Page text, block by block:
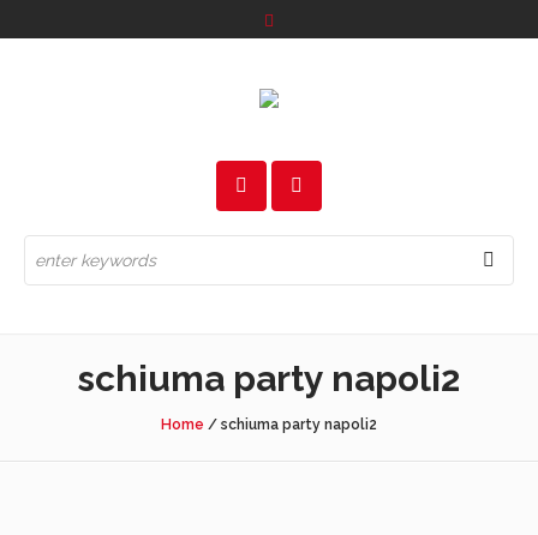
schiuma party napoli2
Home / schiuma party napoli2